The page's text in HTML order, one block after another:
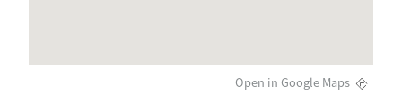
Open in Google Maps